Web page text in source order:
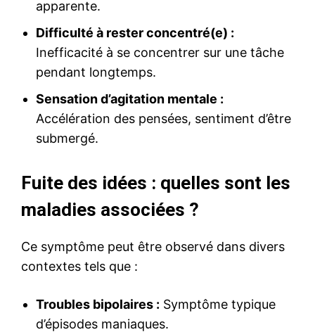
apparente.
Difficulté à rester concentré(e) :
Inefficacité à se concentrer sur une tâche
pendant longtemps.
Sensation d’agitation mentale :
Accélération des pensées, sentiment d’être
submergé.
Fuite des idées : quelles sont les
maladies associées ?
Ce symptôme peut être observé dans divers
contextes tels que :
Troubles bipolaires : Symptôme typique
d’épisodes maniaques.